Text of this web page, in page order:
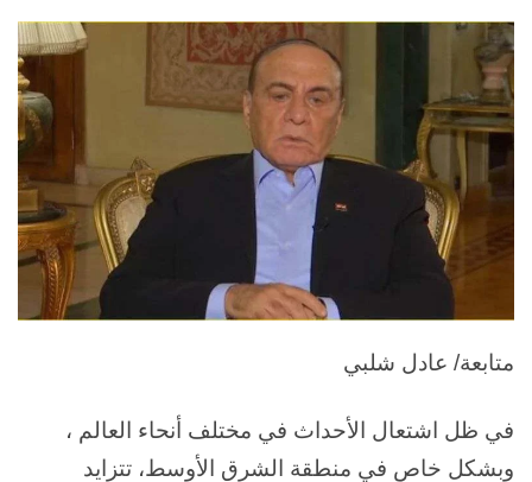
متابعة/ عادل شلبي
في ظل اشتعال الأحداث في مختلف أنحاء العالم ،
وبشكل خاص في منطقة الشرق الأوسط، تتزايد